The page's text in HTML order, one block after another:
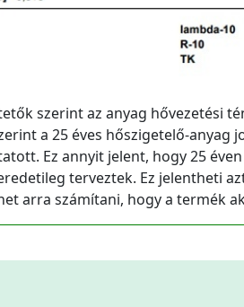
szerint az anyag hővezetési
a 25 éves hőszigetelő-
Ez annyit jelent, hogy 25
terveztek. Ez jelentheti
arra számítani, hogy a termék